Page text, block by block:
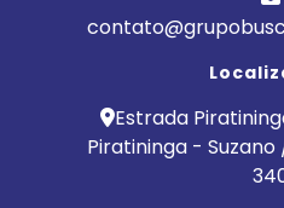
Estrada
Piratininga - Suzano